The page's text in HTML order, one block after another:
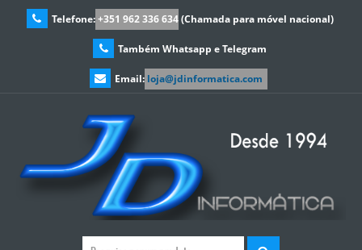
Telefone:+351 962 336 634 (Chamada para móvel nacional)
Também Whatsapp e Telegram
Email: loja@jdinformatica.com